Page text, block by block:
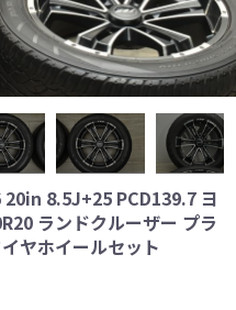
20in 8.5J+25 PCD139.7 ヨ
ランドクルーザー プラ
ヤホイールセット